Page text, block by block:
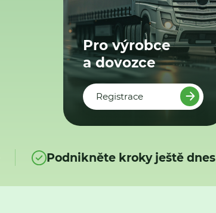
Pro výrobce
a dovozce
Registrace
Podnikněte kroky ještě dnes